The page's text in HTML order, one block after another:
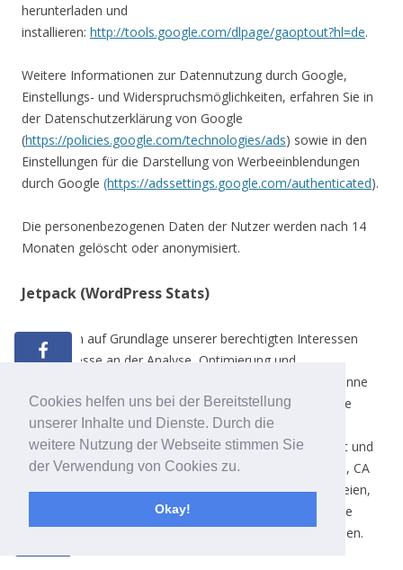
Cookies helfen uns bei der Bereitstellung
unserer Inhalte und Dienste. Durch die
weitere Nutzung der Webseite stimmen Sie
der Verwendung von Cookies zu.
Okay!
herunterladen und
installieren: http://tools.google.com/dlpage/gaoptout?hl=de.
Weitere Informationen zur Datennutzung durch Google,
Einstellungs- und Widerspruchsmöglichkeiten, erfahren Sie in
der Datenschutzerklärung von Google
(https://policies.google.com/technologies/ads) sowie in den
Einstellungen für die Darstellung von Werbeeinblendungen
durch Google (https://adssettings.google.com/authenticated).
Die personenbezogenen Daten der Nutzer werden nach 14
Monaten gelöscht oder anonymisiert.
Jetpack (WordPress Stats)
Wir nutzen auf Grundlage unserer berechtigten Interessen
(d.h. Interesse an der Analyse, Optimierung und
wirtschaftlichem Betrieb unseres Onlineangebotes im Sinne
des Art. 6 Abs. 1 lit. f. DSGVO) das Plugin Jetpack (hier die
Unterfunktion „Wordpress Stats“), welches ein Tool zur
statistischen Auswertung der Besucherzugriffe einbindet und
von Automattic Inc., 60 29th Street #343, San Francisco, CA
94110, USA. Jetpack verwendet sog. „Cookies“, Textdateien,
die auf Ihrem Computer gespeichert werden und die eine
Analyse der Benutzung der Website durch Sie ermöglichen.